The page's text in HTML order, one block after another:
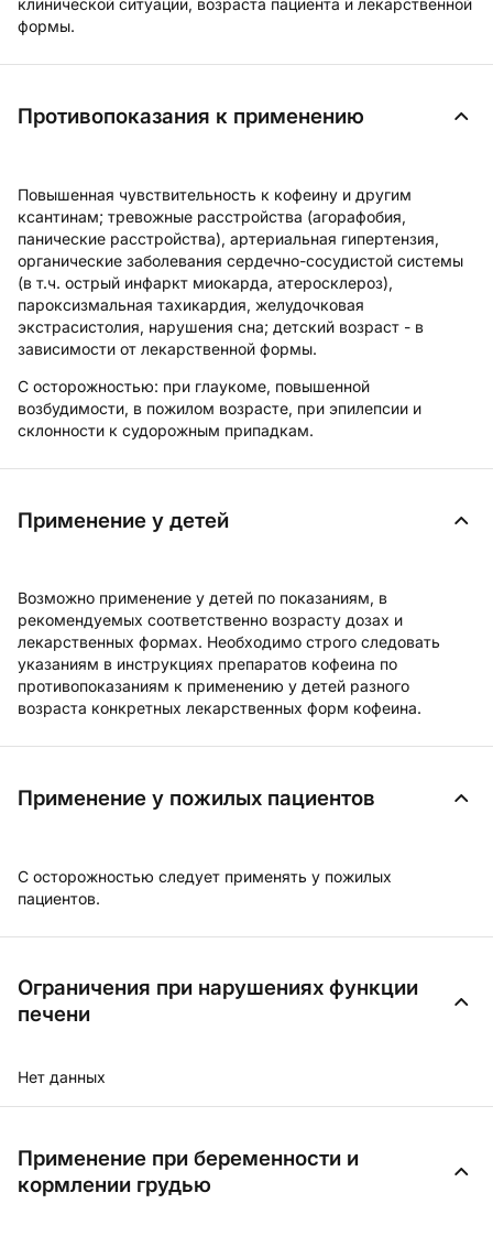
клинической ситуации, возраста пациента и лекарственной
формы.
Противопоказания к применению
Повышенная чувствительность к кофеину и другим
ксантинам; тревожные расстройства (агорафобия,
панические расстройства), артериальная гипертензия,
органические заболевания сердечно-сосудистой системы
(в т.ч. острый инфаркт миокарда, атеросклероз),
пароксизмальная тахикардия, желудочковая
экстрасистолия, нарушения сна; детский возраст - в
зависимости от лекарственной формы.
С осторожностью: при глаукоме, повышенной
возбудимости, в пожилом возрасте, при эпилепсии и
склонности к судорожным припадкам.
Применение у детей
Возможно применение у детей по показаниям, в
рекомендуемых соответственно возрасту дозах и
лекарственных формах. Необходимо строго следовать
указаниям в инструкциях препаратов кофеина по
противопоказаниям к применению у детей разного
возраста конкретных лекарственных форм кофеина.
Применение у пожилых пациентов
С осторожностью следует применять у пожилых
пациентов.
Ограничения при нарушениях функции
печени
Нет данных
Применение при беременности и
кормлении грудью